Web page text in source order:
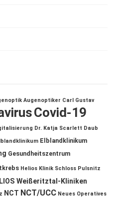
Augenoptiker Carl Gustav
Covid-19
Dr. Katja Scarlett Daub
Elblandklinikum
Gesundheitszentrum
Helios Klinik Schloss Pulsnitz
Weißeritztal-Kliniken
NCT NCT/UCC Neues Operatives